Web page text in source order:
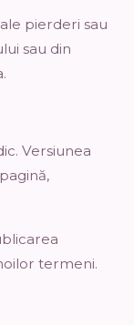
pierderi sau
sau din
Versiunea
termeni.